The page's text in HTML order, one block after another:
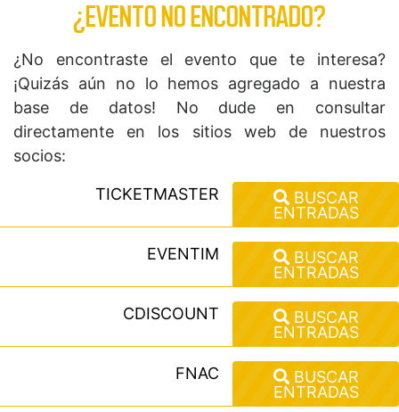
¿EVENTO NO ENCONTRADO?
¿No encontraste el evento que te interesa?
¡Quizás aún no lo hemos agregado a nuestra
base de datos! No dude en consultar
directamente en los sitios web de nuestros
socios:
TICKETMASTER
BUSCAR
ENTRADAS
EVENTIM
BUSCAR
ENTRADAS
CDISCOUNT
BUSCAR
ENTRADAS
FNAC
BUSCAR
ENTRADAS